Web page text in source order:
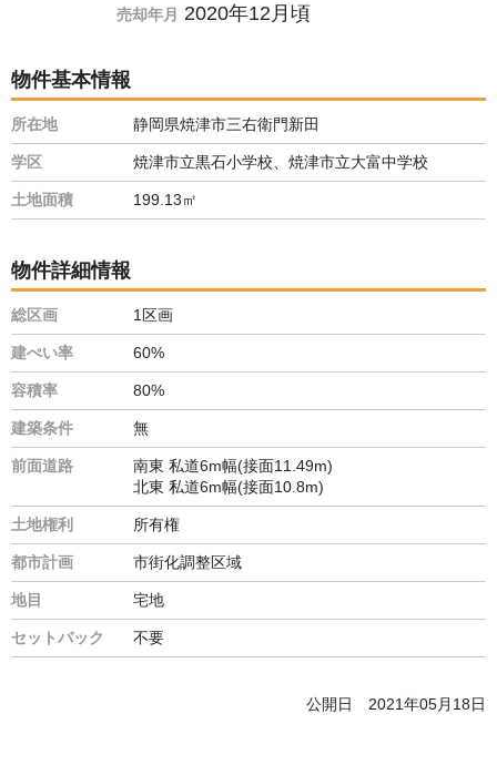
売却年月 2020年12月頃
物件基本情報
所在地 静岡県焼津市三右衛門新田
学区 焼津市立黒石小学校、焼津市立大富中学校
土地面積 199.13㎡
物件詳細情報
総区画 1区画
建ぺい率 60%
容積率 80%
建築条件 無
前面道路
南東 私道6m幅(接面11.49m)
北東 私道6m幅(接面10.8m)
土地権利 所有権
都市計画 市街化調整区域
地目 宅地
セットバック 不要
公開日 2021年05月18日